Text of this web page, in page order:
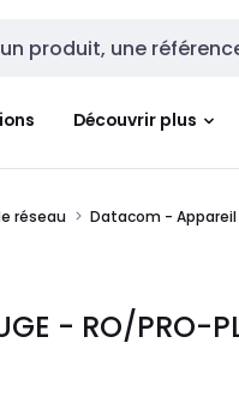
Découvrir plus
réseau Datacom -
- RO/PRO-